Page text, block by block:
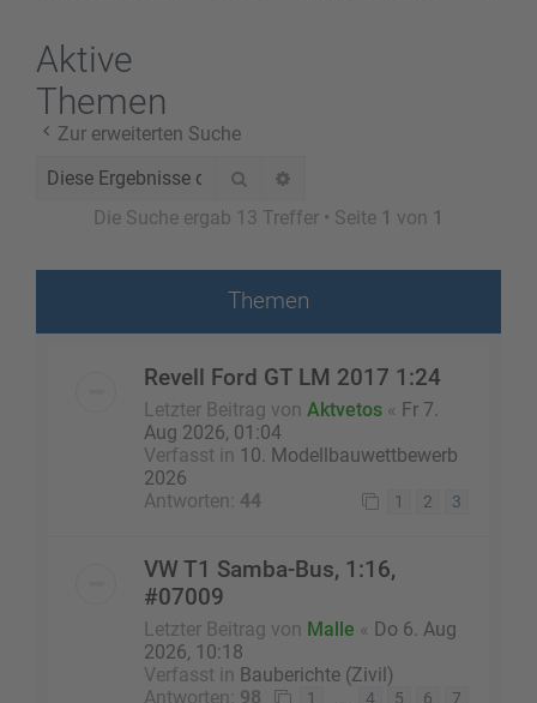
Aktive
Themen
Zur erweiterten Suche
Suche
Die Suche ergab 13 Treffer • Seite 1 von 1
Themen
Revell Ford GT LM 2017 1:24
Letzter Beitrag von Aktvetos « Fr 7.
Aug 2026, 01:04
Verfasst in 10. Modellbauwettbewerb
2026
Antworten: 44 1 2 3
VW T1 Samba-Bus, 1:16,
#07009
Letzter Beitrag von Malle « Do 6. Aug
2026, 10:18
Verfasst in Bauberichte (Zivil)
Antworten: 98